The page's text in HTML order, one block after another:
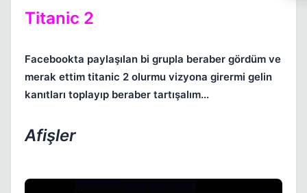
Titanic 2
Facebookta paylaşılan bi grupla beraber gördüm ve
merak ettim titanic 2 olurmu vizyona girermi gelin
kanıtları toplayıp beraber tartışalım...
Afişler